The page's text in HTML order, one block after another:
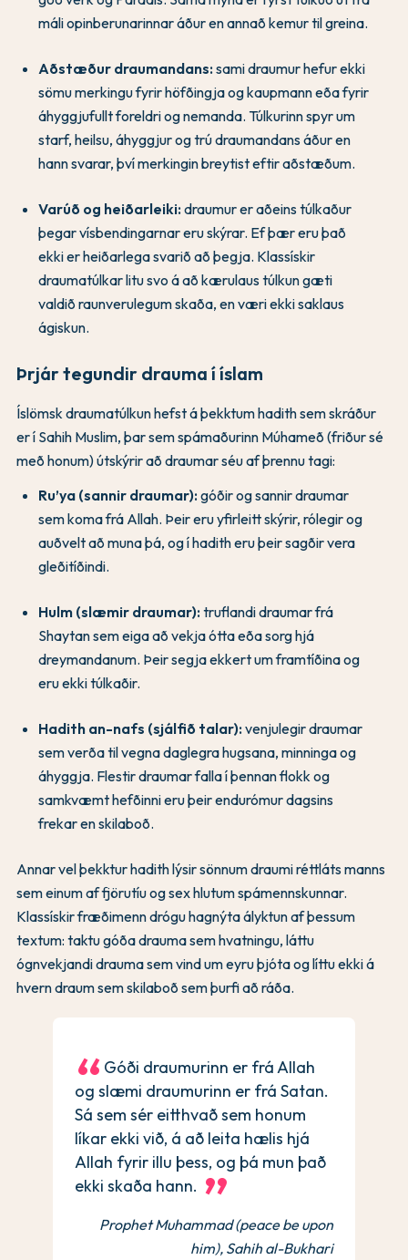
máli opinberunarinnar áður en annað kemur til greina.
Aðstæður draumandans:sami draumur hefur ekki
sömu merkingu fyrir höfðingja og kaupmann eða fyrir
áhyggjufullt foreldri og nemanda. Túlkurinn spyr um
starf, heilsu, áhyggjur og trú draumandans áður en
hann svarar, því merkingin breytist eftir aðstæðum.
Varúð og heiðarleiki:draumur er aðeins túlkaður
þegar vísbendingarnar eru skýrar. Ef þær eru það
ekki er heiðarlega svarið að þegja. Klassískir
draumatúlkar litu svo á að kærulaus túlkun gæti
valdið raunverulegum skaða, en væri ekki saklaus
ágiskun.
Þrjár tegundir drauma í íslam
Íslömsk draumatúlkun hefst á þekktum hadith sem skráður
er í Sahih Muslim, þar sem spámaðurinn Múhameð (friður sé
með honum) útskýrir að draumar séu af þrennu tagi:
Ru’ya (sannir draumar):góðir og sannir draumar
sem koma frá Allah. Þeir eru yfirleitt skýrir, rólegir og
auðvelt að muna þá, og í hadith eru þeir sagðir vera
gleðitíðindi.
Hulm (slæmir draumar):truflandi draumar frá
Shaytan sem eiga að vekja ótta eða sorg hjá
dreymandanum. Þeir segja ekkert um framtíðina og
eru ekki túlkaðir.
Hadith an-nafs (sjálfið talar):venjulegir draumar
sem verða til vegna daglegra hugsana, minninga og
áhyggja. Flestir draumar falla í þennan flokk og
samkvæmt hefðinni eru þeir endurómur dagsins
frekar en skilaboð.
Annar vel þekktur hadith lýsir sönnum draumi réttláts manns
sem einum af fjörutíu og sex hlutum spámennskunnar.
Klassískir fræðimenn drógu hagnýta ályktun af þessum
textum: taktu góða drauma sem hvatningu, láttu
ógnvekjandi drauma sem vind um eyru þjóta og líttu ekki á
hvern draum sem skilaboð sem þurfi að ráða.
Góði draumurinn er frá Allah
og slæmi draumurinn er frá Satan.
Sá sem sér eitthvað sem honum
líkar ekki við, á að leita hælis hjá
Allah fyrir illu þess, og þá mun það
ekki skaða hann.
Prophet Muhammad (peace be upon
him), Sahih al-Bukhari